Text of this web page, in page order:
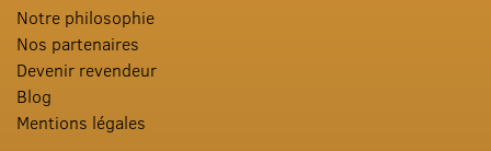
Notre philosophie
Nos partenaires
Devenir revendeur
Blog
Mentions légales